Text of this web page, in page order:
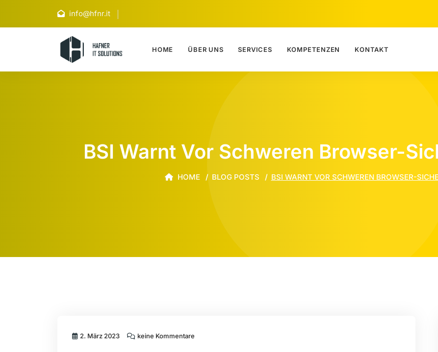
info@hfnr.it
HOME ÜBER UNS SERVICES KOMPETENZEN KONTAKT
BSI Warnt Vor Schweren Browser-
HOME BLOG POSTS BSI WARNT VOR SCHWEREN BROWSER-
2. März 2023 keine Kommentare